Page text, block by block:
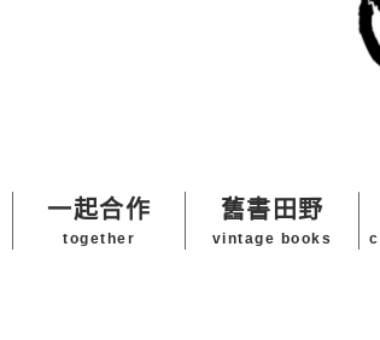
一起合作
together
舊書田野
vintage books